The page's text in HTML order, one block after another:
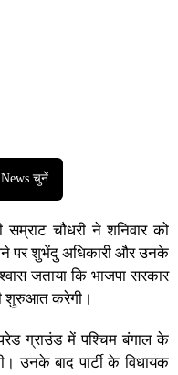
चुनें
सम्राट चौधरी ने शनिवार को
पर शुभेंदु अधिकारी और उनके
जताया कि भाजपा सरकार
शुरुआत करेगी।
ग्राउंड में पश्चिम बंगाल के
उनके बाद पार्टी के विधायक